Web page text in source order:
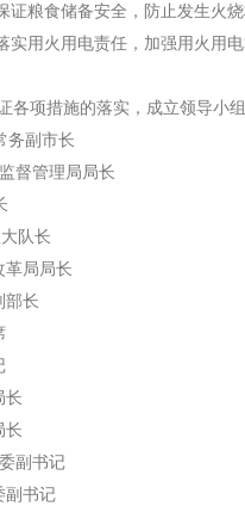
证粮食储备安全，防止发生火
用火用电责任，加强用火用
项措施的落实，成立领导小组
副市长
督管理局局长
队长
局局长
长
书记
书记